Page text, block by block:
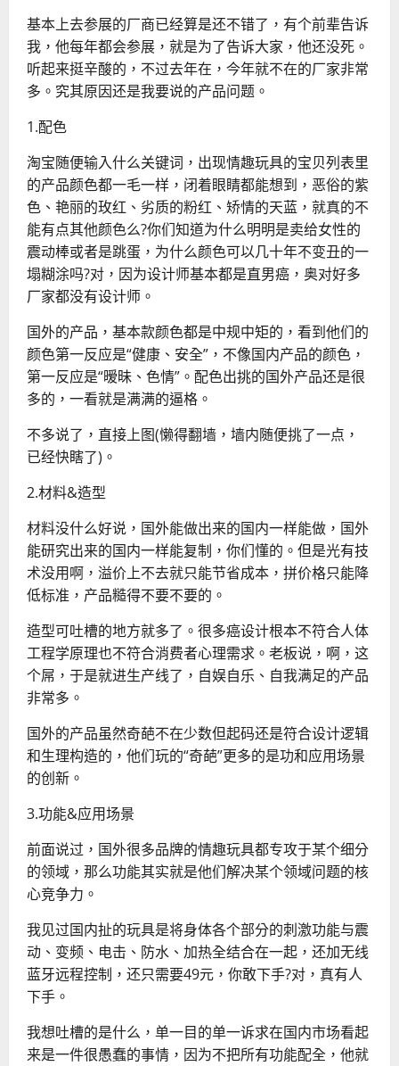
基本上去参展的厂商已经算是还不错了，有个前辈告诉
我，他每年都会参展，就是为了告诉大家，他还没死。
听起来挺辛酸的，不过去年在，今年就不在的厂家非常
多。究其原因还是我要说的产品问题。
1.配色
淘宝随便输入什么关键词，出现情趣玩具的宝贝列表里
的产品颜色都一毛一样，闭着眼睛都能想到，恶俗的紫
色、艳丽的玫红、劣质的粉红、矫情的天蓝，就真的不
能有点其他颜色么?你们知道为什么明明是卖给女性的
震动棒或者是跳蛋，为什么颜色可以几十年不变丑的一
塌糊涂吗?对，因为设计师基本都是直男癌，奥对好多
厂家都没有设计师。
国外的产品，基本款颜色都是中规中矩的，看到他们的
颜色第一反应是“健康、安全”，不像国内产品的颜色，
第一反应是“暧昧、色情”。配色出挑的国外产品还是很
多的，一看就是满满的逼格。
不多说了，直接上图(懒得翻墙，墙内随便挑了一点，
已经快瞎了)。
2.材料&造型
材料没什么好说，国外能做出来的国内一样能做，国外
能研究出来的国内一样能复制，你们懂的。但是光有技
术没用啊，溢价上不去就只能节省成本，拼价格只能降
低标准，产品糙得不要不要的。
造型可吐槽的地方就多了。很多癌设计根本不符合人体
工程学原理也不符合消费者心理需求。老板说，啊，这
个屌，于是就进生产线了，自娱自乐、自我满足的产品
非常多。
国外的产品虽然奇葩不在少数但起码还是符合设计逻辑
和生理构造的，他们玩的“奇葩”更多的是功和应用场景
的创新。
3.功能&应用场景
前面说过，国外很多品牌的情趣玩具都专攻于某个细分
的领域，那么功能其实就是他们解决某个领域问题的核
心竞争力。
我见过国内扯的玩具是将身体各个部分的刺激功能与震
动、变频、电击、防水、加热全结合在一起，还加无线
蓝牙远程控制，还只需要49元，你敢下手?对，真有人
下手。
我想吐槽的是什么，单一目的单一诉求在国内市场看起
来是一件很愚蠢的事情，因为不把所有功能配全，他就